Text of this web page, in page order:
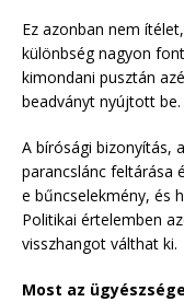
Ez azonban nem
különbség nagyon
kimondani pusztán
beadványt nyújtott be.
A bírósági bizonyítás,
parancslánc feltárása
e bűncselekmény, és
Politikai értelemben
visszhangot válthat ki.
Most az